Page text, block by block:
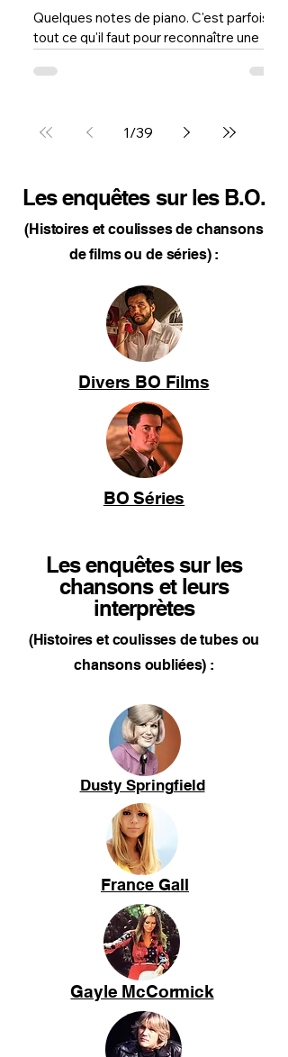
Quelques notes de piano. C'est parfois
tout ce qu'il faut pour reconnaître une
à cette catégorie très rare de musiques
Nicholas Britell nous plonge dans le
guerres de pouvoir où chacun semble
prêt à trahir tout le monde, y compris lui-
même. Puis arrivent les cordes,
élégantes et m
1/39
Les enquêtes sur les B.O.
(Histoires et coulisses de chansons
de films ou de séries) :
Divers BO Films
BO Séries
Les enquêtes sur les
chansons et leurs
interprètes
(Histoires et coulisses de tubes ou
chansons oubliées) :
France Gall
Dusty Springfield
Gayle McCormick